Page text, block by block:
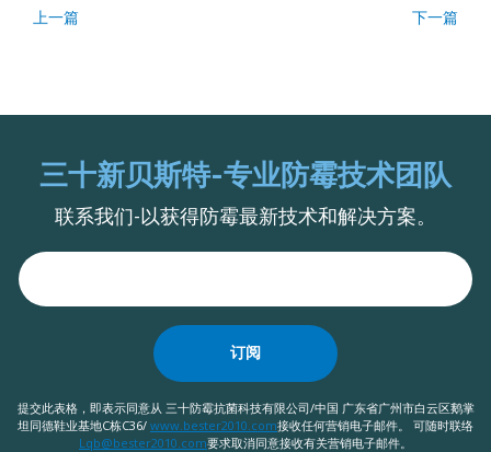
上一篇 下一篇
三十新贝斯特-专业防霉技术团队
联系我们-以获得防霉最新技术和解决方案。
订阅
提交此表格，即表示同意从 三十防霉抗菌科技有限公司/中国 广东省广州市白云区鹅掌
坦同德鞋业基地C栋C36/ www.bester2010.com接收任何营销电子邮件。 可随时联络
Lqb@bester2010.com要求取消同意接收有关营销电子邮件。